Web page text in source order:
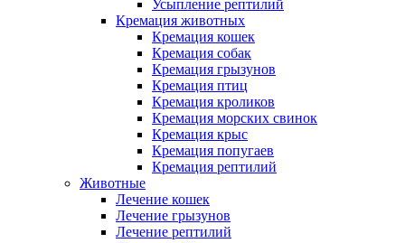
Усыпление рептилий
Кремация животных
Кремация кошек
Кремация собак
Кремация грызунов
Кремация птиц
Кремация кроликов
Кремация морских свинок
Кремация крыс
Кремация попугаев
Кремация рептилий
Животные
Лечение кошек
Лечение грызунов
Лечение рептилий